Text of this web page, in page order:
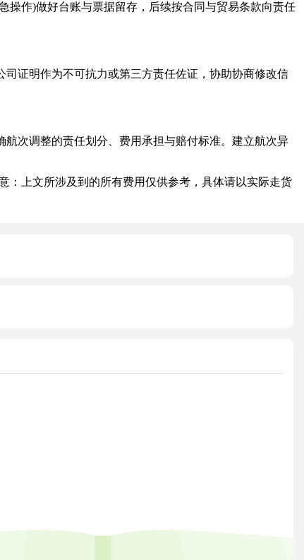
作)做好台账与票据留存，后续按合同与贸易条款向责任
证明作为不可抗力或第三方责任佐证，协助协商修改信
次调整的责任划分、费用承担与赔付标准。建立航次异
上文所涉及到的所有费用仅供参考，具体请以实际走货